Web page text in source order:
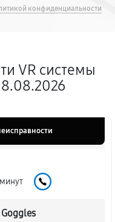
конфиденциальности
VR системы